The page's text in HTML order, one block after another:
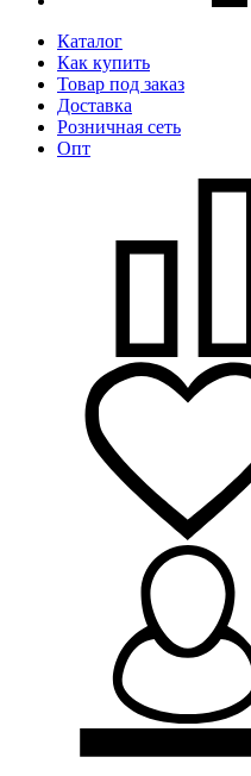
Каталог
Как купить
Товар под заказ
Доставка
Розничная сеть
Опт